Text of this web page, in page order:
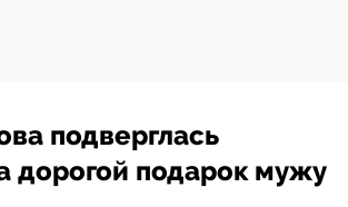
подверглась
дорогой подарок мужу